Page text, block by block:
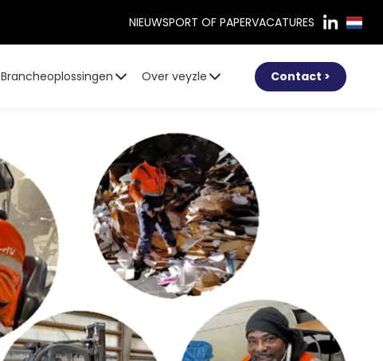
NIEUWSPORT OF PAPERVACATURES
Brancheoplossingen Over veyzle Contact >